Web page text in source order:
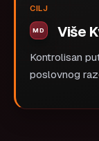
CILJ
Više
Kontrolisan
poslovnog